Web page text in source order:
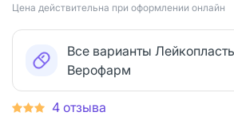
Цена действительна при оформлении онлайн
Все варианты
Верофарм
4 отзыва